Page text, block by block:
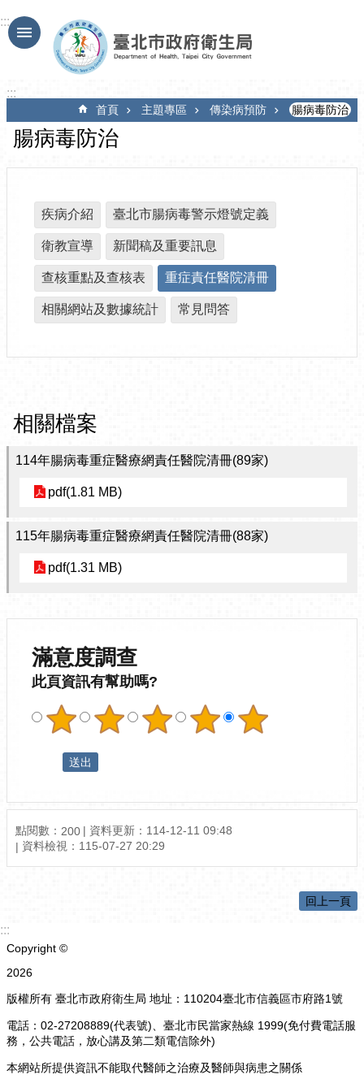
跳到主要內容區塊
:::
:::
首頁 主題專區 傳染病預防 腸病毒防治
腸病毒防治
疾病介紹 臺北市腸病毒警示燈號定義
衛教宣導 新聞稿及重要訊息
查核重點及查核表 重症責任醫院清冊
相關網站及數據統計 常見問答
相關檔案
114年腸病毒重症醫療網責任醫院清冊(89家)
pdf(1.81 MB)
115年腸病毒重症醫療網責任醫院清冊(88家)
pdf(1.31 MB)
滿意度調查
此頁資訊有幫助嗎?
點閱數： 200 資料更新： 114-12-11 09:48
資料檢視： 115-07-27 20:29
回上一頁
:::
Copyright ©
2026
版權所有 臺北市政府衛生局 地址：110204臺北市信義區市府路1號
電話：02-27208889(代表號)、臺北市民當家熱線 1999(免付費電話服
務，公共電話，放心講及第二類電信除外)
本網站所提供資訊不能取代醫師之治療及醫師與病患之關係